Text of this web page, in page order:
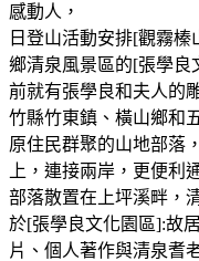
感動人， 激勵人
日登山活動安排[觀霧
鄉清泉風景區的[張學良
前就有張學良和夫人的
竹縣竹東鎮、橫山鄉和
原住民群聚的山地部落
上，連接兩岸，更便利
部落散置在上坪溪畔，
於[張學良文化園區]:故
片、個人著作與清泉耆